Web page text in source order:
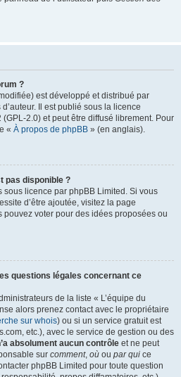
?
est développé et distribué par
Il est publié sous la licence
2.0) et peut être diffusé librement. Pour
« À propos de phpBB » (en anglais).
pas disponible ?
licence par phpBB Limited. Si vous
d’être ajoutée, visitez la page
pouvez voter pour des idées proposées ou
questions légales concernant ce
de la liste « L’équipe du
alors prenez contact avec le propriétaire
sur whois) ou si un service gratuit est
etc.), avec le service de gestion ou des
absolument aucun contrôle et ne peut
sur comment, où ou par qui ce
phpBB Limited pour toute question